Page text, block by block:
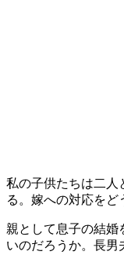
私の子供たちは二人
る。嫁への対応をど
親として息子の結婚
いのだろうか。長男